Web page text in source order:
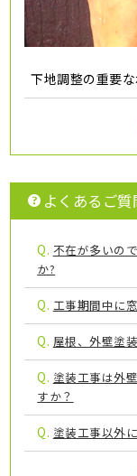
下地調整の重要
よくあるご質
Q. 不在が多いの
か?
Q. 工事期間中に
Q. 屋根、外壁塗
Q. 塗装工事は外
すか？
Q. 塗装工事以外